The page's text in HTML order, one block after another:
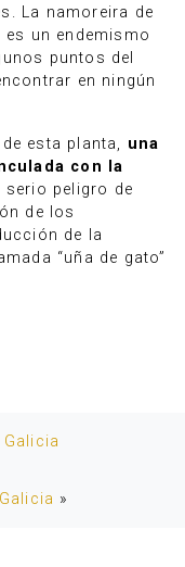
La namoreira de
es un endemismo
puntos del
en ningún
esta planta, una
con la
serio peligro de
de los
de la
“uña de gato”
»